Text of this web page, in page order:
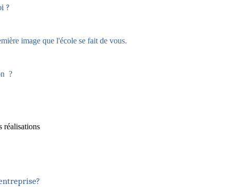
?
image que l'école se fait de vous.
?
réalisations